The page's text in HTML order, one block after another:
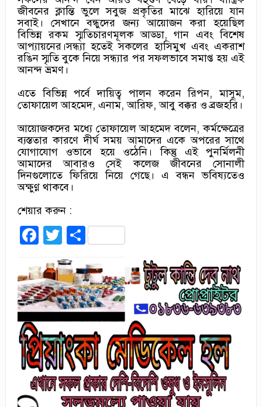
জীবনের ক্লান্তি ভুলে সবুজ প্রকৃতির মাঝে হারিয়ে যান
সবাই। সেখানে বন্ধুদের জন্য আয়োজন করা হয়েছিল
বিভিন্ন রকম স্মৃতিচারণমূলক আড্ডা, গান এবং বিশেষ
আপ্যায়নের।সন্ধ্যা হতেই সকলের হাসিমুখ এবং একরাশ
রঙিন স্মৃতি বুকে নিয়ে সন্ধ্যার পর সফলভাবে সমাপ্ত হয় এই
আনন্দ ভ্রমণ।
‎এতে বিভিন্ন পর্বে দায়িত্ব পালন করেন রিপন, মাসুম,
তোফায়েল আহমেদ, এনাম, আরিফ, আবু বক্কর ও ব্রজহরি।
‎আয়োজকদের মধ্যে তোফায়েল আহমেদ বলেন, কর্মক্ষেত্রের
ব্যস্ততার কারণে দীর্ঘ সময় আমাদের একে অপরের সাথে
যোগাযোগ ওভাবে হয়ে ওঠেনি। কিন্তু এই পুনর্মিলনী
আমাদের আবারও সেই কলেজ জীবনের সোনালী
দিনগুলোতে ফিরিয়ে নিয়ে গেছে। এ বন্ধন ভবিষ্যতেও
অক্ষুণ্ণ থাকবে।
শেয়ার করুন :
Facebook
Twitter
Share